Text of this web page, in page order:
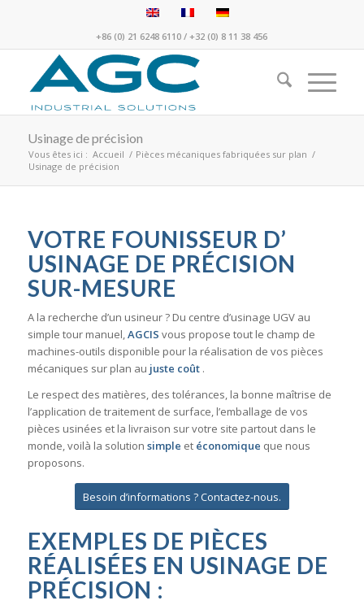
+86 (0) 21 6248 6110 /+32 (0) 8 11 38 456
Usinage de précision
Vous êtes ici : Accueil / Pièces mécaniques fabriquées sur plan /
Usinage de précision
VOTRE FOUNISSEUR D’
USINAGE DE PRÉCISION
SUR-MESURE
A la recherche d’un usineur ? Du centre d’usinage UGV au
simple tour manuel,AGCIS vous propose tout le champ de
machines-outils disponible pour la réalisation de vos pièces
mécaniques sur plan au juste coût .
Le respect des matières, des tolérances, la bonne maîtrise de
l’application de traitement de surface, l’emballage de vos
pièces usinées et la livraison sur votre site partout dans le
monde, voilà la solution simple et économique que nous
proposons.
Besoin d’informations ? Contactez-nous.
EXEMPLES DE PIÈCES
RÉALISÉES EN USINAGE DE
PRÉCISION :